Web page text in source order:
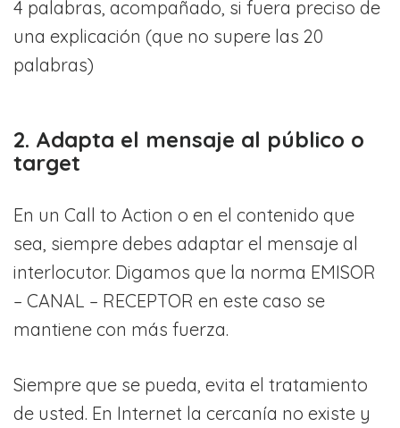
4 palabras, acompañado, si fuera preciso de
una explicación (que no supere las 20
palabras)
2. Adapta el mensaje al público o
target
En un Call to Action o en el contenido que
sea, siempre debes adaptar el mensaje al
interlocutor. Digamos que la norma EMISOR
– CANAL – RECEPTOR en este caso se
mantiene con más fuerza.
Siempre que se pueda, evita el tratamiento
de usted. En Internet la cercanía no existe y